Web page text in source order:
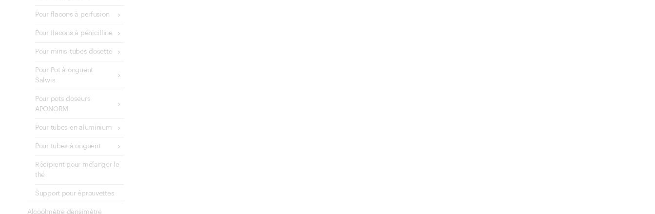
Pour flacons à perfusion
Pour flacons à pénicilline
Pour minis-tubes dosette
Pour Pot à onguent
Salwis
Pour pots doseurs
APONORM
Pour tubes en aluminium
Pour tubes à onguent
Récipient pour mélanger le
thé
Support pour éprouvettes
Alcoolmètre densimètre